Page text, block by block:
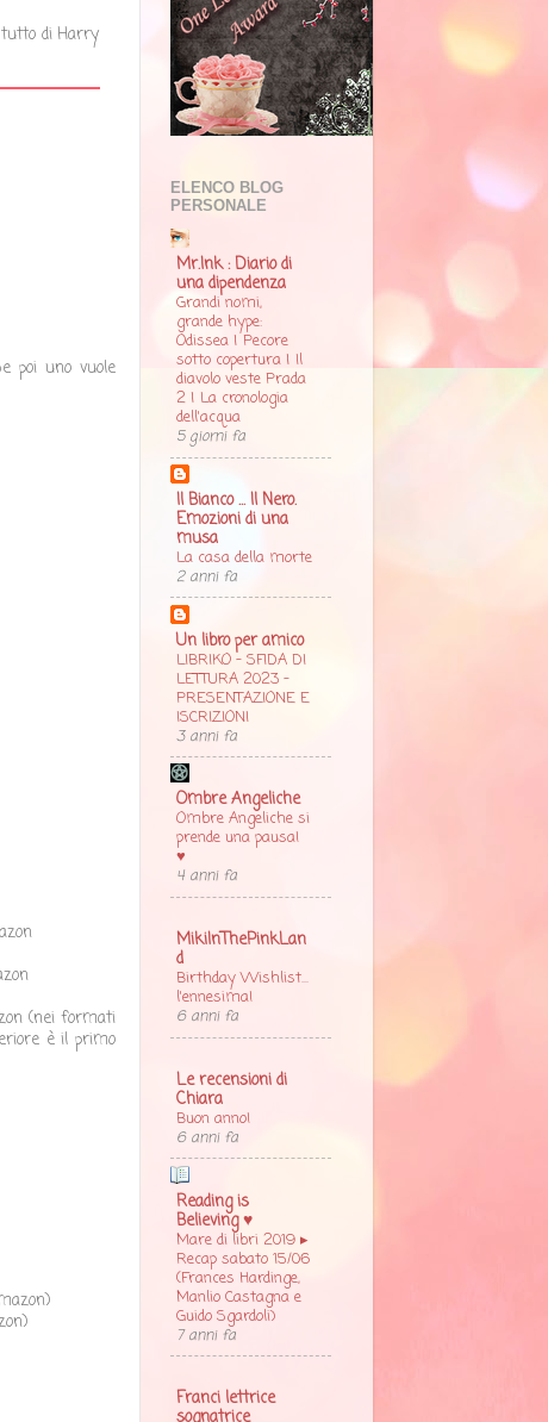
tutto di Harry
poi uno vuole
(nei formati
è il primo
ELENCO BLOG
PERSONALE
Mr.Ink : Diario di
una dipendenza
Grandi nomi,
grande hype:
Odissea | Pecore
sotto copertura | Il
diavolo veste Prada
2 | La cronologia
dell'acqua
5 giorni fa
Il Bianco ... Il Nero.
Emozioni di una
musa
La casa della morte
2 anni fa
Un libro per amico
LIBRIKO - SFIDA DI
LETTURA 2023 -
PRESENTAZIONE E
ISCRIZIONI
3 anni fa
Ombre Angeliche
Ombre Angeliche si
prende una pausa!
♥
4 anni fa
MikiInThePinkLan
d
Birthday Wishlist...
l'ennesima!
6 anni fa
Le recensioni di
Chiara
Buon anno!
6 anni fa
Reading is
Believing ♥
Mare di libri 2019 ▸
Recap sabato 15/06
(Frances Hardinge,
Manlio Castagna e
Guido Sgardoli)
7 anni fa
Franci lettrice